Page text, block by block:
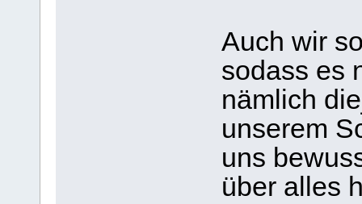
Auch wir
sodass es
nämlich
unserem
uns
über alles